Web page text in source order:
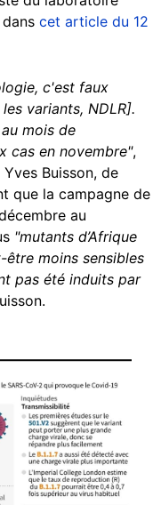
cet article du 12
c'est faux
variants, NDLR].
mois de
cas en novembre",
Buisson, de
que la campagne de
au
"mutants d’Afrique
moins sensibles
pas été induits par